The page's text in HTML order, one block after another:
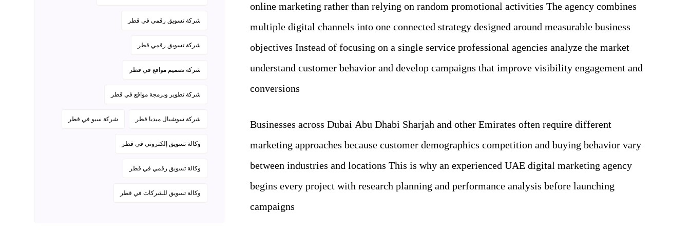
online marketing rather than relying on random promotional activities The agency combines
multiple digital channels into one connected strategy designed around measurable business
objectives Instead of focusing on a single service professional agencies analyze the market
understand customer behavior and develop campaigns that improve visibility engagement and
conversions
Businesses across Dubai Abu Dhabi Sharjah and other Emirates often require different
marketing approaches because customer demographics competition and buying behavior vary
between industries and locations This is why an experienced UAE digital marketing agency
begins every project with research planning and performance analysis before launching
campaigns
شركة تسويق رقمي في قطر
شركة تسويق رقمي قطر
شركة تصميم مواقع في قطر
شركة تطوير وبرمجة مواقع في قطر
شركة سوشيال ميديا قطر شركة سيو في قطر
وكالة تسويق إلكتروني في قطر
وكالة تسويق رقمي في قطر
وكالة تسويق للشركات في قطر